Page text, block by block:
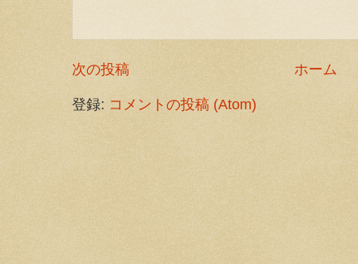
次の投稿 ホーム
登録: コメントの投稿 (Atom)